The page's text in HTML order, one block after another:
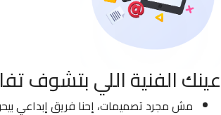
عينك الفنية اللي بتشوف
مش مجرد تصميمات، إحنا فريق إبداعي